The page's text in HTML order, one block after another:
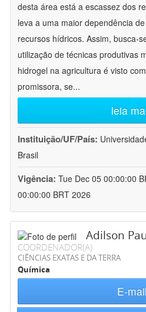
desta área está a escassez dos
leva a uma maior dependência
recursos hídricos. Assim, busca-
utilização de técnicas produtivas
hidrogel na agricultura é visto
promissora, se...
leia
Instituição/UF/País:
Brasil
Vigência: Tue Dec 05 00:00:00
00:00:00 BRT 2026
Adilson
COORDENADOR(A)
CIÊNCIAS EXATAS E DA TERRA
Química
E-mail